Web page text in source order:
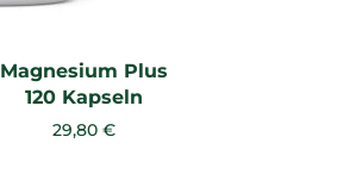
Magnesium Plus
120 Kapseln
29,80 €